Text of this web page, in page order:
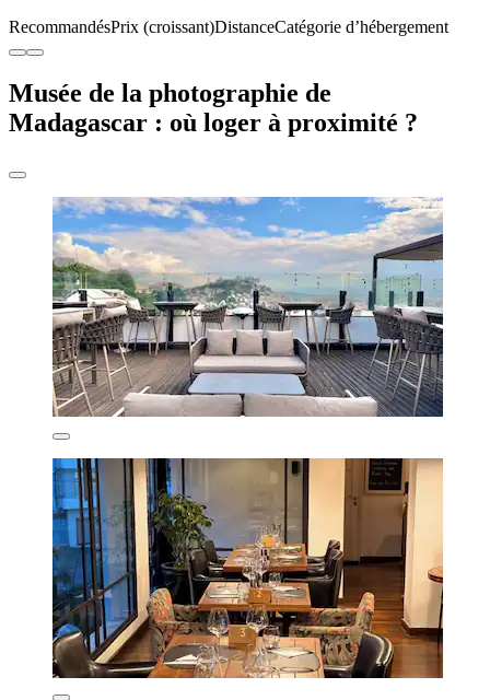
RecommandésPrix (croissant)DistanceCatégorie d’hébergement
Musée de la photographie de
Madagascar : où loger à proximité ?